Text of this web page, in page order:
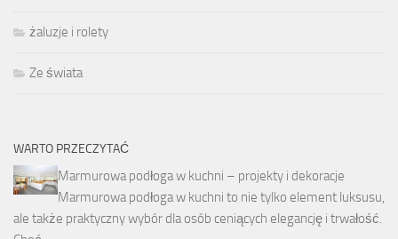
żaluzje i rolety
Ze świata
WARTO PRZECZYTAĆ
Marmurowa podłoga w kuchni – projekty i dekoracje
Marmurowa podłoga w kuchni to nie tylko element luksusu,
ale także praktyczny wybór dla osób ceniących elegancję i trwałość.